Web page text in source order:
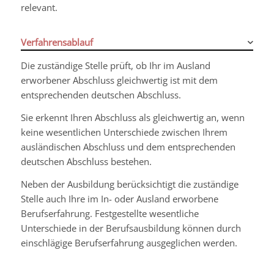
relevant.
Verfahrensablauf
Die zuständige Stelle prüft, ob Ihr im Ausland
erworbener Abschluss gleichwertig ist mit dem
entsprechenden deutschen Abschluss.
Sie erkennt Ihren Abschluss als gleichwertig an, wenn
keine wesentlichen Unterschiede zwischen Ihrem
ausländischen Abschluss und dem entsprechenden
deutschen Abschluss bestehen.
Neben der Ausbildung berücksichtigt die zuständige
Stelle auch Ihre im In- oder Ausland erworbene
Berufserfahrung. Festgestellte wesentliche
Unterschiede in der Berufsausbildung können durch
einschlägige Berufserfahrung ausgeglichen werden.